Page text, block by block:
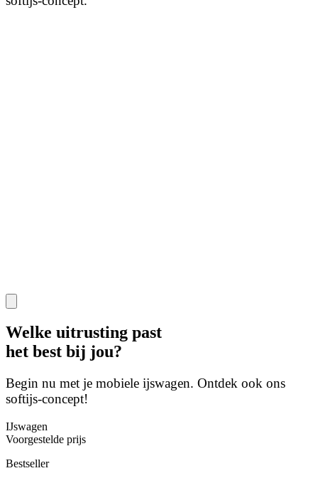
Welke uitrusting past
het best bij jou?
Begin nu met je mobiele ijswagen. Ontdek ook ons
softijs-concept!
IJswagen
Voorgestelde prijs
Bestseller